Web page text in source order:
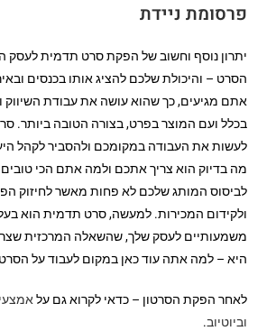
פרסומת ניידת
יתרון נוסף וחשוב של הפקת סרט תדמית לעסק
הסרט – והיכולת שלכם להציג אותו בכנסים
אתם מגיעים, כך שהוא עושה את עבודת השיווק
בכלל ועם המוצר בפרט, בצורה הטובה ביותר.
לעשות את העבודה במקומכם ולהסביר לקהל
מה בדיוק הוא צריך אתכם ולמה אתם הכי טובים
לביסוס המותג שלכם לא פחות מאשר לחיזוק
ולקידום המכירות. למעשה, סרט תדמית הוא בעל
משמעותיים לעסק שלך, שהשאלה המרכזית
היא – למה אתה עוד כאן במקום לעבוד על
לאחר הפקת הסרטון – כדאי לקרוא גם על
וביוטיוב.